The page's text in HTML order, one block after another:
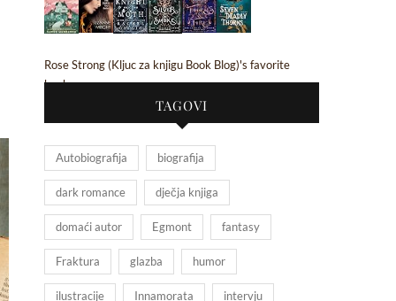
Rose Strong (Kljuc za knjigu Book Blog)'s favorite
books »
TAGOVI
Autobiografija biografija
dark romance dječja knjiga
domaći autor Egmont fantasy
Fraktura glazba humor
ilustracije Innamorata intervju